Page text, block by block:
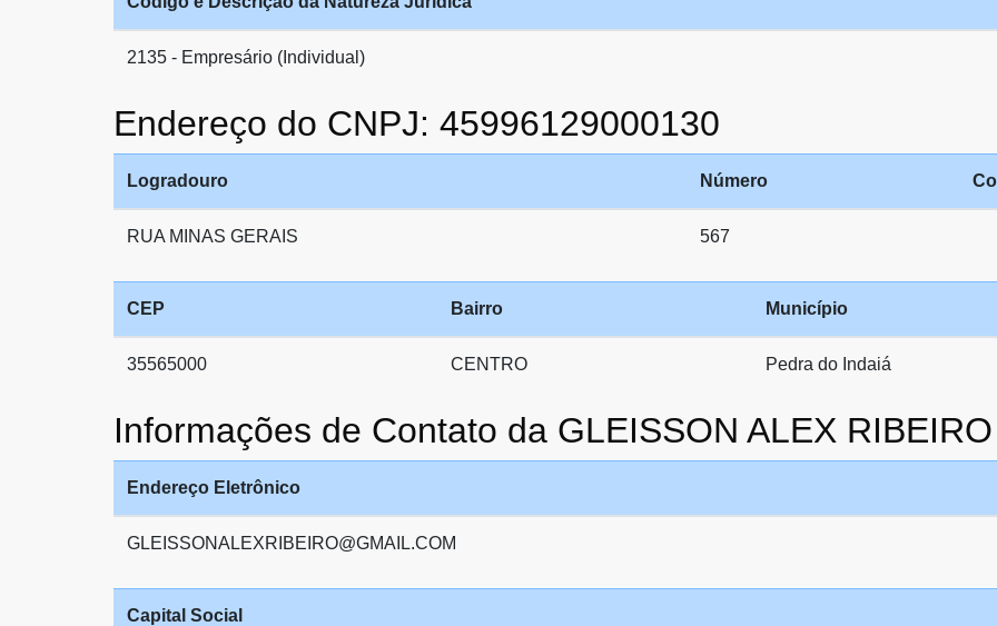
2135 - Empresário (Individual)
Endereço do CNPJ: 45996129000130
Logradouro Número
RUA MINAS GERAIS 567
CEP Bairro Município
35565000 CENTRO Pedra do Indaiá
Informações de Contato da GLEISSON ALEX
Endereço Eletrônico
GLEISSONALEXRIBEIRO@GMAIL.COM
Capital Social